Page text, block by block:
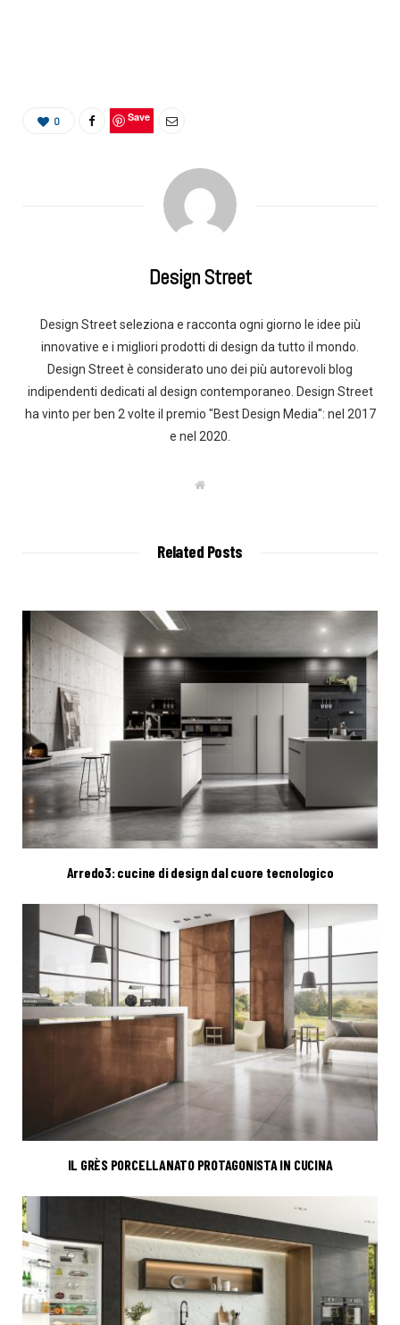
0 Save
Design Street
Design Street seleziona e racconta ogni giorno le idee più
innovative e i migliori prodotti di design da tutto il mondo.
Design Street è considerato uno dei più autorevoli blog
indipendenti dedicati al design contemporaneo. Design Street
ha vinto per ben 2 volte il premio "Best Design Media": nel 2017
e nel 2020.
W
Related Posts
Arredo3: cucine di design dal cuore tecnologico
IL GRÈS PORCELLANATO PROTAGONISTA IN CUCINA